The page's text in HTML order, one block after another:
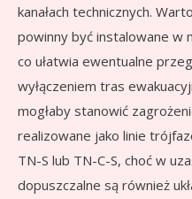
kanałach technicznych.
powinny być instalowane w
co ułatwia ewentualne
wyłączeniem tras
mogłaby stanowić
realizowane jako linie
TN-S lub TN-C-S, choć w
dopuszczalne są również